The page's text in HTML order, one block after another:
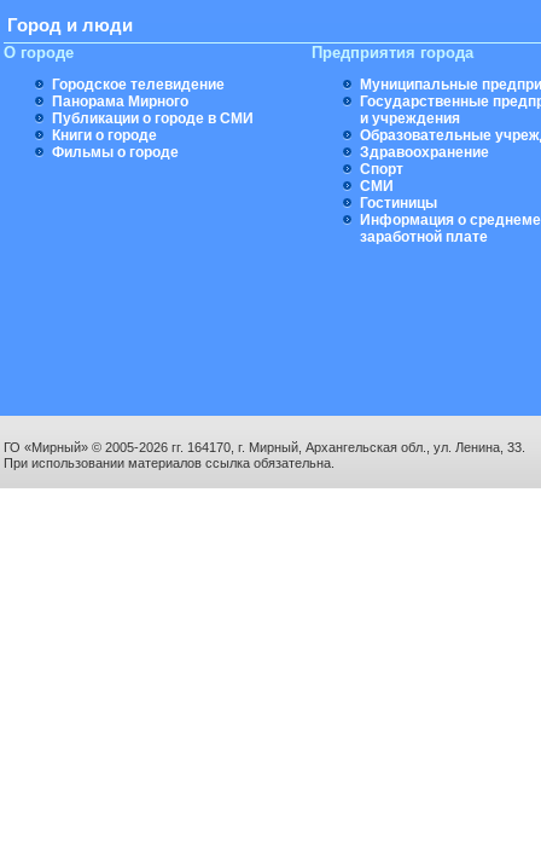
Город и люди
О городе
Городское телевидение
Панорама Мирного
Публикации о городе в СМИ
Книги о городе
Фильмы о городе
Предприятия города
Муниципальные
Государственные
и учреждения
Образовательные
Здравоохранение
Спорт
СМИ
Гостиницы
Информация о
заработной плате
ГО «Мирный» © 2005-2026 гг. 164170, г. Мирный, Архангельская обл., ул. Ленина, 33.
При использовании материалов ссылка обязательна.